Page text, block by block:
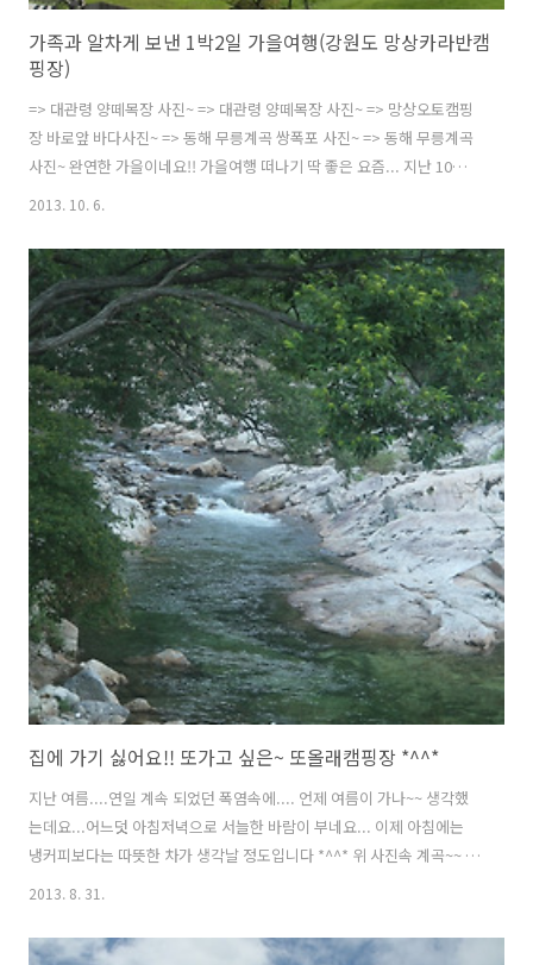
가족과 알차게 보낸 1박2일 가을여행(강원도 망상카라반캠
핑장)
=> 대관령 양떼목장 사진~ => 대관령 양떼목장 사진~ => 망상오토캠핑
장 바로앞 바다사진~ => 동해 무릉계곡 쌍폭포 사진~ => 동해 무릉계곡
사진~ 완연한 가을이네요!! 가을여행 떠나기 딱 좋은 요즘... 지난 10월2
일~10월3일까지... 저의 쇼핑몰이 휴무이였기에.... 이 맘때 푸르른 동해
힐링된 여행이었습니다 *^^* 이번 여행은 추워진 날씨 때문에...캠핑장
에 텐트치는 대신 캐라반을 빌려서 이용했기에.. 텐트 설치하는 수고도
없고,, 잠자리도 편했답니다. 제가 선택한 여행지가 딱 1박2일 코스로 너
무 좋더라고요... 나중에 가을여행 참고하시라고 저의 여행코스 간단하
게 알려드릴께요.. 10월 2일 새벽6시 부천 우리집에..
2013. 10. 6.
집에 가기 싫어요!! 또가고 싶은~ 또올래캠핑장 *^^*
지난 여름....연일 계속 되었던 폭염속에.... 언제 여름이 가나~~ 생각했
는데요...어느덧 아침저녁으로 서늘한 바람이 부네요... 이제 아침에는
냉커피보다는 따뜻한 차가 생각날 정도입니다 *^^* 위 사진속 계곡~~ 참
시원하죠? 경기도 가평에 명지산 계곡입니다. 지난 8월13일~8월 15일 2
할때였는데요.. 계곡물이 얼마나 시원했는지....계곡물에 한번 들어갔다
2013. 8. 31.